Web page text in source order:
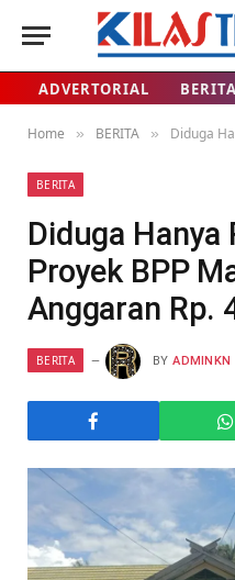
ADVERTORIAL BERITA
Home » BERITA » Diduga Hanya
BERITA
Diduga Hanya
Proyek BPP
Anggaran Rp.
BERITA BY ADMINKN